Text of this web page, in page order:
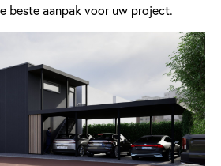
beste aanpak voor uw project.